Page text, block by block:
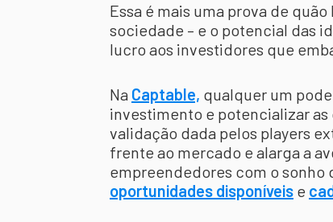
Essa é mais uma prova de
sociedade – e o potencial das
lucro aos investidores que
Na Captable, qualquer um
investimento e potencializar
validação dada pelos players
frente ao mercado e alarga a
empreendedores com o
oportunidades disponíveis e